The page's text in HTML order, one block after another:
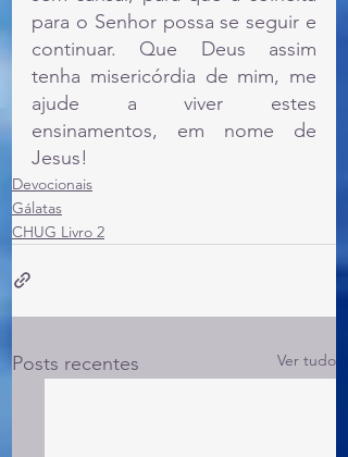
para o Senhor possa se seguir e
continuar. Que Deus assim
tenha misericórdia de mim, me
ajude a viver estes
ensinamentos, em nome de
Jesus!
Devocionais
Gálatas
CHUG Livro 2
Posts recentes Ver tudo